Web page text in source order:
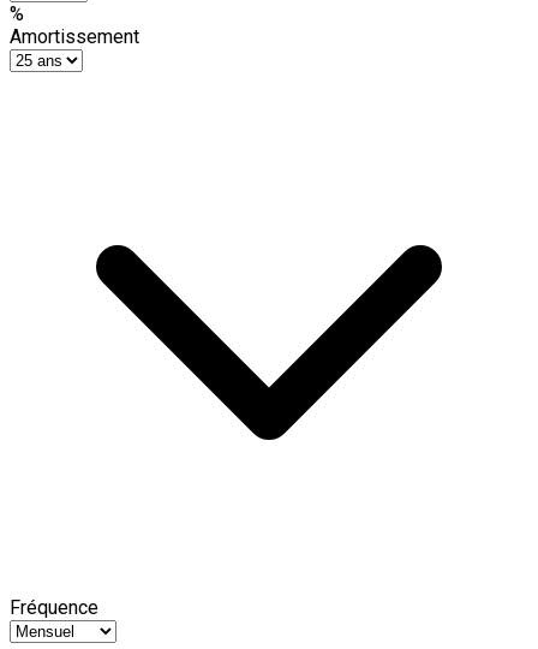
%
Amortissement
Fréquence